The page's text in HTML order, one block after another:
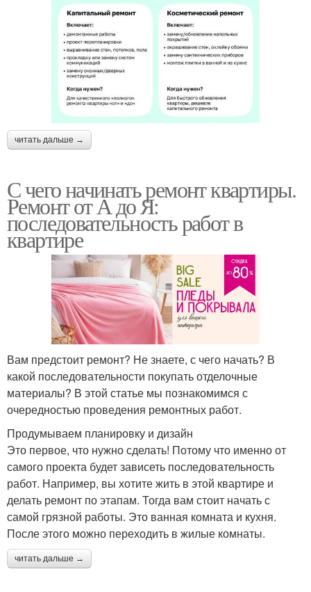
читать дальше →
С чего начинать ремонт квартиры.
Ремонт от А до Я:
последовательность работ в
квартире
Вам предстоит ремонт? Не знаете, с чего начать? В
какой последовательности покупать отделочные
материалы? В этой статье мы познакомимся с
очередностью проведения ремонтных работ.
Продумываем планировку и дизайн
Это первое, что нужно сделать! Потому что именно от
самого проекта будет зависеть последовательность
работ. Например, вы хотите жить в этой квартире и
делать ремонт по этапам. Тогда вам стоит начать с
самой грязной работы. Это ванная комната и кухня.
После этого можно переходить в жилые комнаты.
читать дальше →